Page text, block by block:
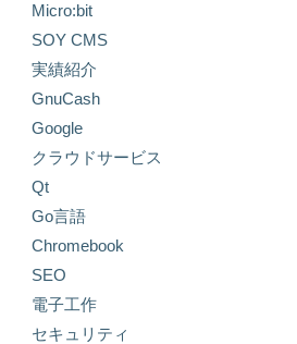
Micro:bit
SOY CMS
実績紹介
GnuCash
Google
クラウドサービス
Qt
Go言語
Chromebook
SEO
電子工作
セキュリティ